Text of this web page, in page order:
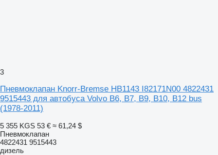
3
Пневмоклапан Knorr-Bremse HB1143 I82171N00 4822431
9515443 для автобуса Volvo B6, B7, B9, B10, B12 bus
(1978-2011)
5 355 KGS 53 € ≈ 61,24 $
Пневмоклапан
4822431 9515443
дизель